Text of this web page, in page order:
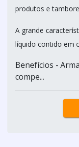
produtos e
A grande
líquido contido em
Benefícios -
compe...